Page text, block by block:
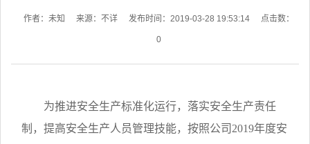
作者：未知 来源：不详 发布时间：2019-03-28 19:53:14 点击数：
0
为推进安全生产标准化运行，落实安全生产责任
制，提高安全生产人员管理技能，按照公司2019年度安